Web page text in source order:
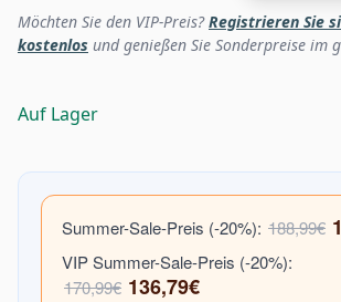
Möchten Sie den VIP-Preis?Registrieren Sie
kostenlos und genießen Sie Sonderpreise im
Auf Lager
Summer-Sale-Preis (-20%): 188,99€
VIP Summer-Sale-Preis (-20%):
170,99€ 136,79€